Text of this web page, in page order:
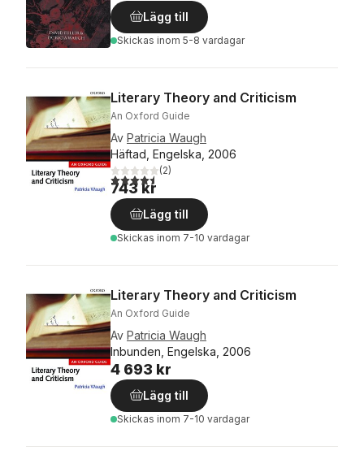
Lägg till
Skickas inom 5-8 vardagar
Literary Theory and Criticism
An Oxford Guide
Av Patricia Waugh
Häftad, Engelska, 2006
4,5utav 5 stjärnor. Totalt antal röster:
(2)
743 kr
Lägg till
Skickas inom 7-10 vardagar
Literary Theory and Criticism
An Oxford Guide
Av Patricia Waugh
Inbunden, Engelska, 2006
4 693 kr
Lägg till
Skickas inom 7-10 vardagar